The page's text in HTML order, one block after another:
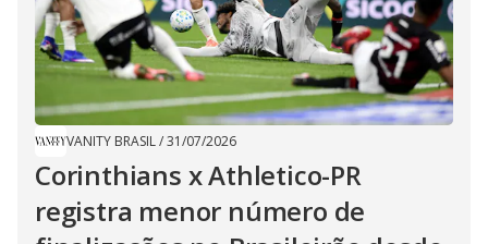
VANITY BRASIL/31/07/2026
Corinthians x Athletico-PR
registra menor número de